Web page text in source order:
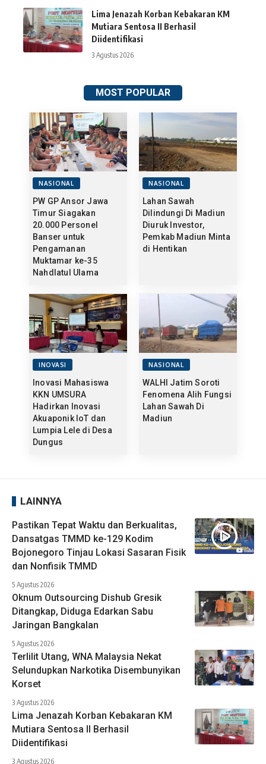
Lima Jenazah Korban Kebakaran KM
Mutiara Sentosa II Berhasil
Diidentifikasi
3 Agustus 2026
MOST POPULAR
NASIONAL
PW GP Ansor Jawa
Timur Siagakan
20.000 Personel
Banser untuk
Pengamanan
Muktamar ke-35
Nahdlatul Ulama
NASIONAL
Lahan Sawah
Dilindungi Di Madiun
Diuruk Investor,
Pemkab Madiun Minta
di Hentikan
INOVASI
Inovasi Mahasiswa
KKN UMSURA
Hadirkan Inovasi
Akuaponik IoT dan
Lumpia Lele di Desa
Dungus
NASIONAL
WALHI Jatim Soroti
Fenomena Alih Fungsi
Lahan Sawah Di
Madiun
LAINNYA
Pastikan Tepat Waktu dan Berkualitas,
Dansatgas TMMD ke-129 Kodim
Bojonegoro Tinjau Lokasi Sasaran Fisik
dan Nonfisik TMMD
5 Agustus 2026
Oknum Outsourcing Dishub Gresik
Ditangkap, Diduga Edarkan Sabu
Jaringan Bangkalan
5 Agustus 2026
Terlilit Utang, WNA Malaysia Nekat
Selundupkan Narkotika Disembunyikan
Korset
3 Agustus 2026
Lima Jenazah Korban Kebakaran KM
Mutiara Sentosa II Berhasil
Diidentifikasi
3 Agustus 2026